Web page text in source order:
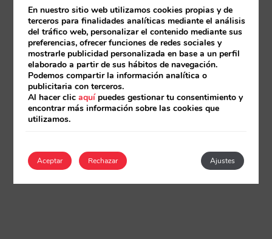
En nuestro sitio web utilizamos cookies propias y de
terceros para finalidades analíticas mediante el análisis
del tráfico web, personalizar el contenido mediante sus
preferencias, ofrecer funciones de redes sociales y
mostrarle publicidad personalizada en base a un perfil
elaborado a partir de sus hábitos de navegación.
Podemos compartir la información analítica o
publicitaria con terceros.
Al hacer clicaquípuedes gestionar tu consentimiento y
encontrar más información sobre las cookies que
utilizamos.
Aceptar Ajustes
Rechazar